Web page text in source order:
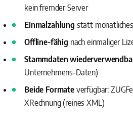
kein fremder Server
Einmalzahlung statt
Offline-fähig nach einmaliger
Stammdaten
Unternehmens-Daten)
Beide Formateverfügbar:
XRechnung (reines XML)